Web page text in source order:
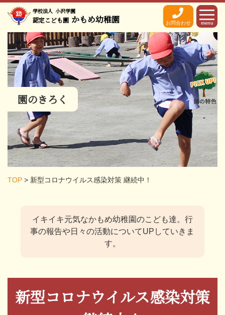
学校法人 小沢学園
認定こども園 かもめ幼稚園 お問合わせ menu
園のきろく
TOP > 新型コロナウイルス感染対策 継続中！
イキイキ元気なかもめ幼稚園のこども達。 行
事の報告や日々の活動についてUPしていきま
す。
新型コロナウイルス感染対策